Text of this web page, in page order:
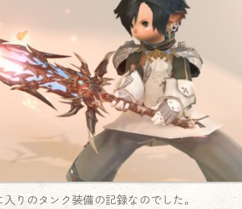
りのタンク装備の記録なのでした。